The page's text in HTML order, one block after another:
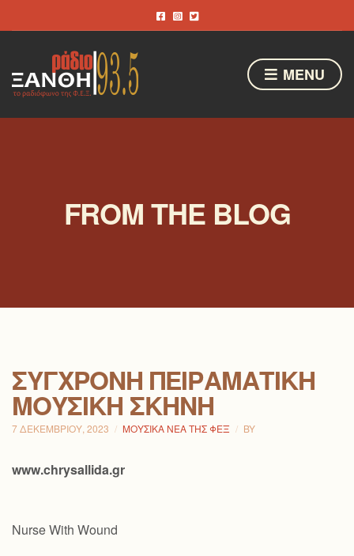
MENU
FROM THE BLOG
ΣΎΓΧΡΟΝΗ ΠΕΙΡΑΜΑΤΙΚΉ
ΜΟΥΣΙΚΉ ΣΚΗΝΉ
7 ΔΕΚΕΜΒΡΊΟΥ, 2023 ΜΟΥΣΙΚΆ ΝΈΑ ΤΗΣ ΦΕΞ BY
www.chrysallida.gr
Nurse With Wound